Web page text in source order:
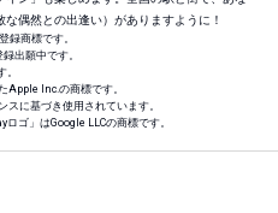
偶然との出逢い）がありますように！
録商標です。
出願中です。
。
Apple Inc.の商標です。
スに基づき使用されています。
ゴ」はGoogle LLCの商標です。